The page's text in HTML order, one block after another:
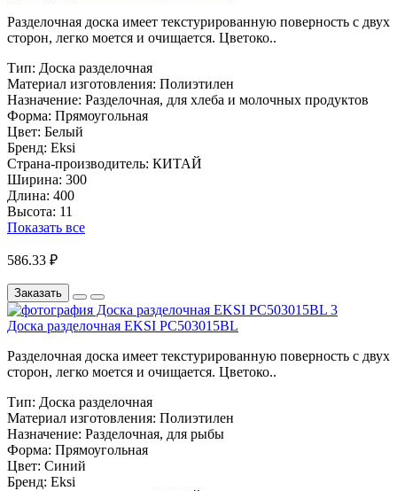
Разделочная доска имеет текстурированную поверность с двух
сторон, легко моется и очищается. Цветоко..
Тип: Доска разделочная
Материал изготовления: Полиэтилен
Назначение: Разделочная, для хлеба и молочных продуктов
Форма: Прямоугольная
Цвет: Белый
Бренд: Eksi
Страна-производитель: КИТАЙ
Ширина: 300
Длина: 400
Высота: 11
Показать все
586.33 ₽
Заказать
Доска разделочная EKSI PC503015BL
Разделочная доска имеет текстурированную поверность с двух
сторон, легко моется и очищается. Цветоко..
Тип: Доска разделочная
Материал изготовления: Полиэтилен
Назначение: Разделочная, для рыбы
Форма: Прямоугольная
Цвет: Синий
Бренд: Eksi